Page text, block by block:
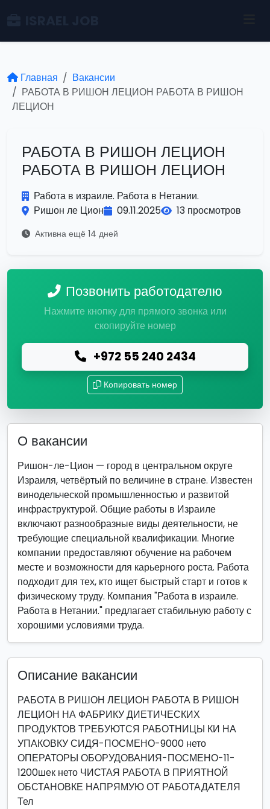
Главная
Вакансии
РАБОТА В РИШОН ЛЕЦИОН РАБОТА В РИШОН
ЛЕЦИОН
РАБОТА В РИШОН ЛЕЦИОН
РАБОТА В РИШОН ЛЕЦИОН
Работа в израиле. Работа в Нетании.
Ришон ле Цион
09.11.2025 13 просмотров
Активна ещё 14 дней
Позвонить работодателю
Нажмите кнопку для прямого звонка или
скопируйте номер
+972 55 240 2434
Копировать номер
О вакансии
Ришон-ле-Цион — город в центральном округе
Израиля, четвёртый по величине в стране. Известен
винодельческой промышленностью и развитой
инфраструктурой. Общие работы в Израиле
включают разнообразные виды деятельности, не
требующие специальной квалификации. Многие
компании предоставляют обучение на рабочем
месте и возможности для карьерного роста. Работа
подходит для тех, кто ищет быстрый старт и готов к
физическому труду. Компания "Работа в израиле.
Работа в Нетании." предлагает стабильную работу с
хорошими условиями труда.
Описание вакансии
РАБОТА В РИШОН ЛЕЦИОН РАБОТА В РИШОН
ЛЕЦИОН НА ФАБРИКУ ДИЕТИЧЕСКИХ
ПРОДУКТОВ ТРЕБУЮТСЯ РАБОТНИЦЫ КИ НА
УПАКОВКУ СИДЯ-ПОСМЕНО-9000 нето
ОПЕРАТОРЫ ОБОРУДОВАНИЯ-ПОСМЕНО-11-
1200шек нето ЧИСТАЯ РАБОТА В ПРИЯТНОЙ
ОБСТАНОВКЕ НАПРЯМУЮ ОТ РАБОТАДАТЕЛЯ
Тел